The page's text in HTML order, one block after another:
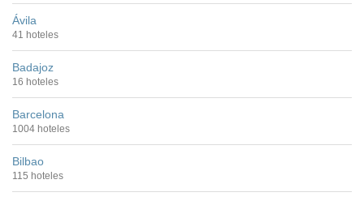
Ávila
41 hoteles
Badajoz
16 hoteles
Barcelona
1004 hoteles
Bilbao
115 hoteles